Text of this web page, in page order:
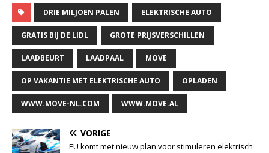
DRIE MILJOEN PALEN ELEKTRISCHE AUTO
GRATIS BIJ DE LIDL GROTE PRIJSVERSCHILLEN
LAADBEURT LAADPAAL MOVE
OP VAKANTIE MET ELEKTRISCHE AUTO OPLADEN
WWW.MOVE-NL.COM WWW.MOVE.AL
VORIGE
EU komt met nieuw plan voor stimuleren elektrisch